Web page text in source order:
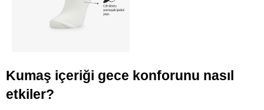
Kumaş içeriği gece konforunu nasıl
etkiler?